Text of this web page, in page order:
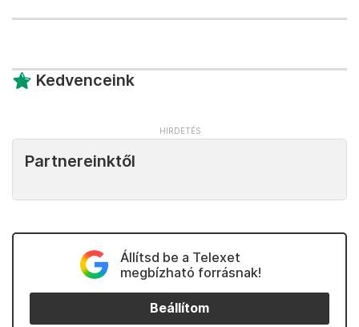
Kedvenceink
Partnereinktől
Állítsd be a Telexet
megbízható forrásnak!
Beállítom